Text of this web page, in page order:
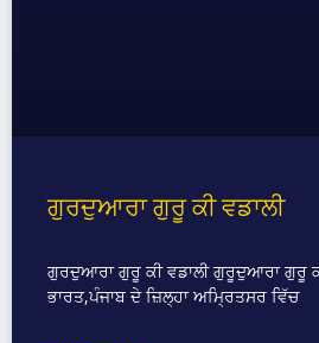
ਗੁਰਦੁਆਰਾ ਗੁਰੂ ਕੀ ਵਡਾਲੀ
ਗੁਰਦੁਆਰਾ ਗੁਰੂ ਕੀ ਵਡਾਲੀ ਗੁਰੂਦੁਆਰਾ ਗੁਰੂ
ਭਾਰਤ,ਪੰਜਾਬ ਦੇ ਜ਼ਿਲ੍ਹਾ ਅਮ੍ਰਿਤਸਰ ਵਿੱਚ